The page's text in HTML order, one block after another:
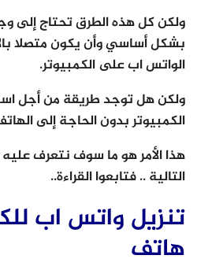
ولكن كل هذه الطرق تحتاج إلى
بشكل أساسي وأن يكون متصلا
الواتس اب على الكمبيوتر.
ولكن هل توجد طريقة من أجل
الكمبيوتر بدون الحاجة إلى
هذا الأمر هو ما سوف نتعرف
التالية .. فتابعوا القراءة..
تنزيل واتس اب
هاتف